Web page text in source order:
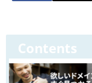
Contents